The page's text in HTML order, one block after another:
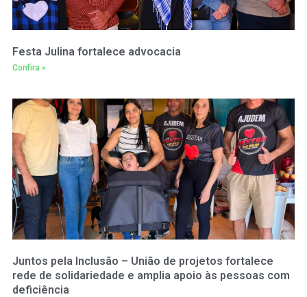
Festa Julina fortalece advocacia
Confira »
Juntos pela Inclusão – União de projetos fortalece
rede de solidariedade e amplia apoio às pessoas com
deficiência